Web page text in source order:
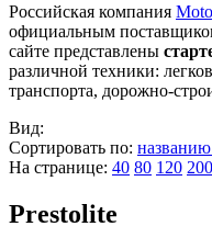
Российская компания
официальным
сайте представлены
различной техники:
транспорта, дорожно-
Вид:
Сортировать по: названию
На странице: 40 80 120 200
Prestolite